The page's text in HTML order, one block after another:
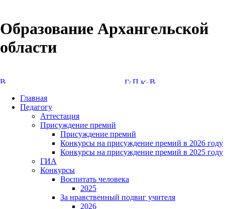
Образование Архангельской
области
Главная
Педагогу
Аттестация
Присуждение премий
Присуждение премий
Конкурсы на присуждение премий в 2026 году
Конкурсы на присуждение премий в 2025 году
ГИА
Конкурсы
Воспитать человека
2025
За нравственный подвиг учителя
2026